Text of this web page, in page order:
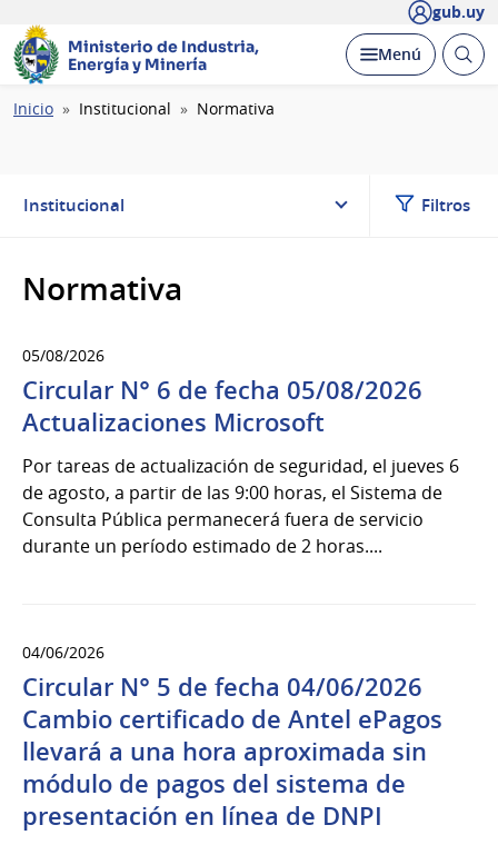
gub.uy
Ministerio de Industria,
Energía y Minería
Desplegar
Menú Abrir
Ruta
Inicio Institucional Normativa
Institucional Filtros
Normativa
05/08/2026
Circular N° 6 de fecha 05/08/2026
Actualizaciones Microsoft
Por tareas de actualización de seguridad, el jueves 6
de agosto, a partir de las 9:00 horas, el Sistema de
Consulta Pública permanecerá fuera de servicio
durante un período estimado de 2 horas....
04/06/2026
Circular N° 5 de fecha 04/06/2026
Cambio certificado de Antel ePagos
llevará a una hora aproximada sin
módulo de pagos del sistema de
presentación en línea de DNPI